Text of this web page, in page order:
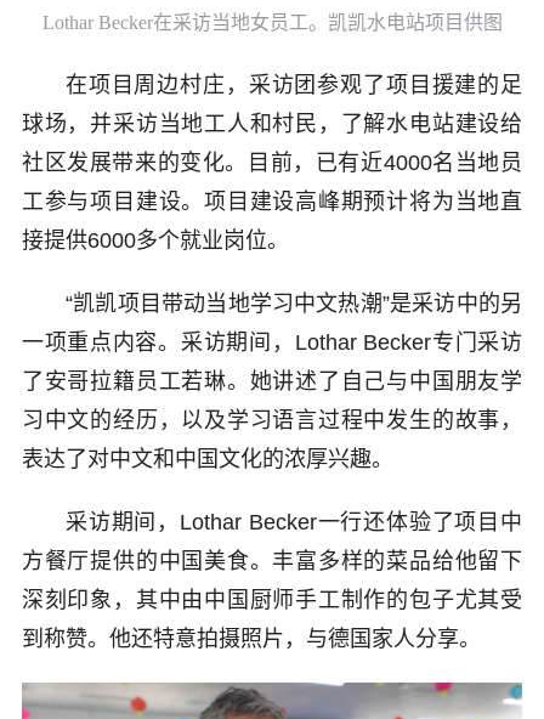
Lothar Becker在采访当地女员工。凯凯水电站项目供图
在项目周边村庄，采访团参观了项目援建的足
球场，并采访当地工人和村民，了解水电站建设给
社区发展带来的变化。目前，已有近4000名当地员
工参与项目建设。项目建设高峰期预计将为当地直
接提供6000多个就业岗位。
“凯凯项目带动当地学习中文热潮”是采访中的另
一项重点内容。采访期间，Lothar Becker专门采访
了安哥拉籍员工若琳。她讲述了自己与中国朋友学
习中文的经历，以及学习语言过程中发生的故事，
表达了对中文和中国文化的浓厚兴趣。
采访期间，Lothar Becker一行还体验了项目中
方餐厅提供的中国美食。丰富多样的菜品给他留下
深刻印象，其中由中国厨师手工制作的包子尤其受
到称赞。他还特意拍摄照片，与德国家人分享。